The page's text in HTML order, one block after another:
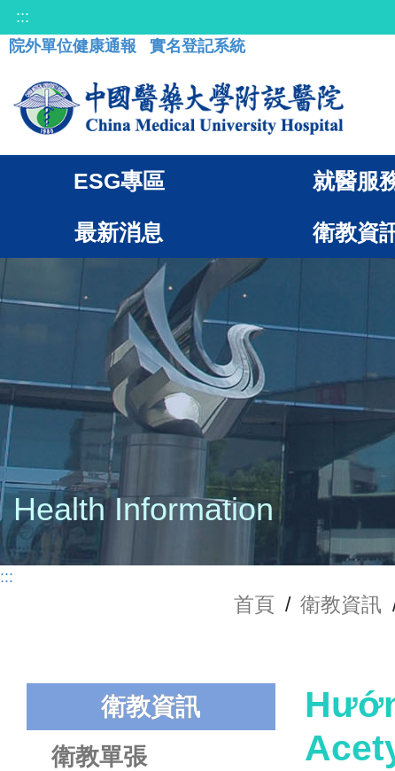
:::
院外單位健康通報
實名登記系統
ESG專區 就醫服
最新消息 衛教資
Health Information
:::
首頁 / 衛教資訊
衛教資訊
衛教單張